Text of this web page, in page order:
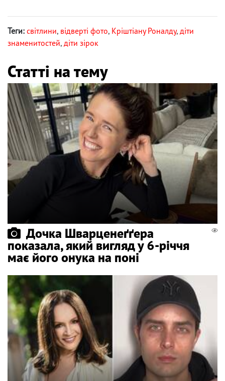
Теги: світлини, відверті фото, Кріштіану Роналду, діти
знаменитостей, діти зірок
Статті на тему
Дочка Шварценеґґера
показала, який вигляд у 6-річчя
має його онука на поні